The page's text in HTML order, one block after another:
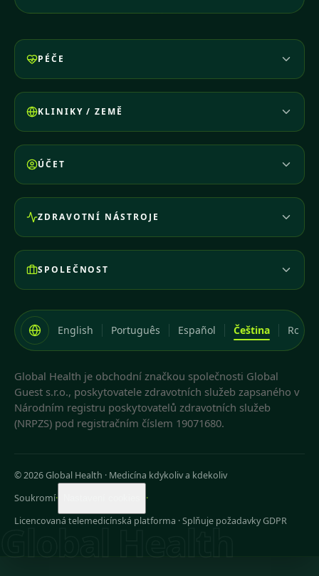
PÉČE
KLINIKY / ZEMĚ
ÚČET
ZDRAVOTNÍ NÁSTROJE
SPOLEČNOST
English Português Español Čeština
Global Health je obchodní značkou společnosti Global
Guest s.r.o., poskytovatele zdravotních služeb zapsaného v
Národním registru poskytovatelů zdravotních služeb
(NRPZS) pod registračním číslem 19071680.
© 2026 Global Health · Medicína kdykoliv a kdekoliv
Soukromí·
·
Licencovaná telemedicínská platforma · Splňuje požadavky GDPR
Global Health